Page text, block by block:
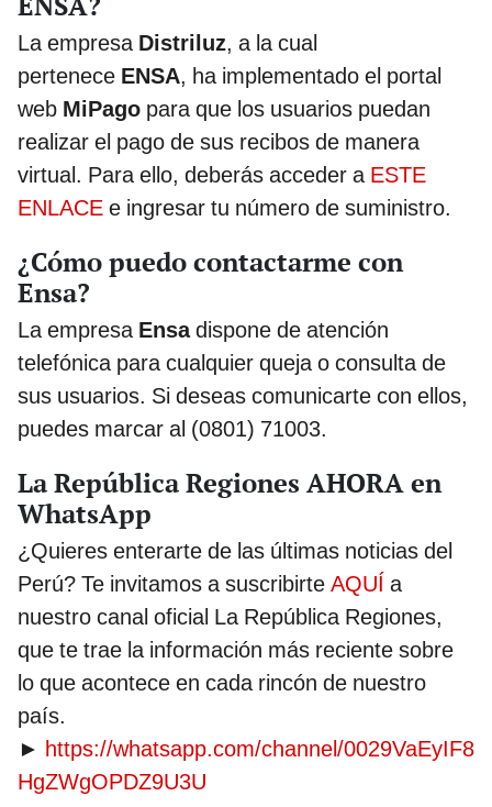
La empresa Distriluz, a la cual
pertenece ENSA, ha implementado el portal
web MiPago para que los usuarios puedan
realizar el pago de sus recibos de manera
virtual. Para ello, deberás acceder a ESTE
ENLACE e ingresar tu número de suministro.
¿Cómo puedo contactarme con
Ensa?
La empresa Ensadispone de atención
telefónica para cualquier queja o consulta de
sus usuarios. Si deseas comunicarte con ellos,
puedes marcar al (0801) 71003.
La República Regiones AHORA en
WhatsApp
¿Quieres enterarte de las últimas noticias del
Perú? Te invitamos a suscribirte AQUÍ a
nuestro canal oficial La República Regiones,
que te trae la información más reciente sobre
lo que acontece en cada rincón de nuestro
país.
► https://whatsapp.com/channel/0029VaEyIF8
HgZWgOPDZ9U3U